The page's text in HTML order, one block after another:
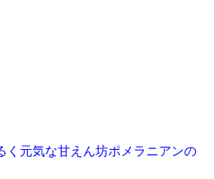
く元気な甘えん坊ポメラニアンの